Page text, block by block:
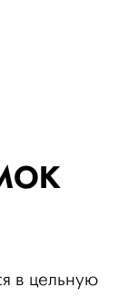
в цельную